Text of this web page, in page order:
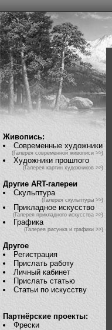
Живопись:
Современные художники
(Галерея современной живописи >>)
Художники прошлого
(Галерея картин художников >>)
Другие ART-галереи
Скульптура
(Галерея скульптуры >>)
Прикладное искусство
(Галерея прикладного искусства >>)
Графика
(Галерея рисунка и графики >>)
Другое
Регистрация
Прислать работу
Личный кабинет
Прислать статью
Статьи по искусству
Партнёрские проекты:
Фрески